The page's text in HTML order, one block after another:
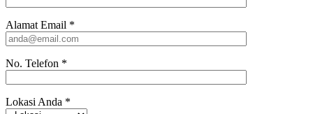
Alamat Email *
No. Telefon *
Lokasi Anda *